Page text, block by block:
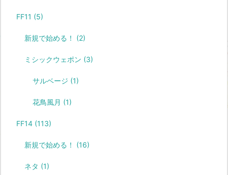
FF11 (5)
新規で始める！ (2)
ミシックウェポン (3)
サルベージ (1)
花鳥風月 (1)
FF14 (113)
新規で始める！ (16)
ネタ (1)